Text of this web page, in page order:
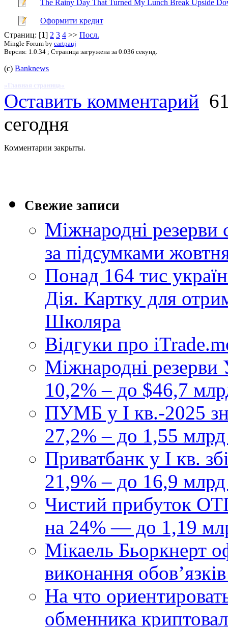
The Rainy Day That Turned My Lunch Break Upside
Оформити кредит
Страниц: [1] 2 3 4 >> Посл.
Mingle Forum by cartpauj
Версия: 1.0.34 ; Страница загружена за 0.036 секунд.
(с) Banknews
»Главная страница«
Оставить комментарий
сегодня
Комментарии закрыты.
Свежие записи
Міжнародні
за підсумками
Понад 164 тис
Дія. Картку для
Школяра
Відгуки про
Міжнародні резерви
10,2% – до $46,7
ПУМБ у I кв.-2025
27,2% – до 1,55
Приватбанк у І кв.
21,9% – до 16,9
Чистий прибуток
на 24% — до 1,19
Мікаель Бьоркнерт
виконання
На что
обменника